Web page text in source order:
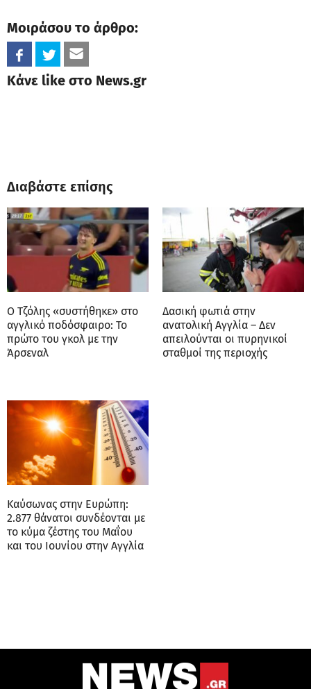
Μοιράσου το άρθρο:
Κάνε like στο News.gr
Διαβάστε επίσης
Ο Τζόλης «συστήθηκε» στο
αγγλικό ποδόσφαιρο: Το
πρώτο του γκολ με την
Άρσεναλ
Δασική φωτιά στην
ανατολική Αγγλία – Δεν
απειλούνται οι πυρηνικοί
σταθμοί της περιοχής
Καύσωνας στην Ευρώπη:
2.877 θάνατοι συνδέονται με
το κύμα ζέστης του Μαΐου
και του Ιουνίου στην Αγγλία